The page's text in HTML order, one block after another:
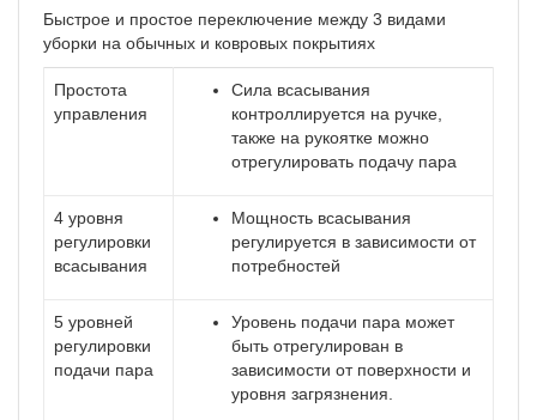
Быстрое и простое переключение между 3 видами
уборки на обычных и ковровых покрытиях
Простота
управления
Сила всасывания
контроллируется на ручке,
также на рукоятке можно
отрегулировать подачу пара
4 уровня
регулировки
всасывания
Мощность всасывания
регулируется в зависимости от
потребностей
5 уровней
регулировки
подачи пара
Уровень подачи пара может
быть отрегулирован в
зависимости от поверхности и
уровня загрязнения.